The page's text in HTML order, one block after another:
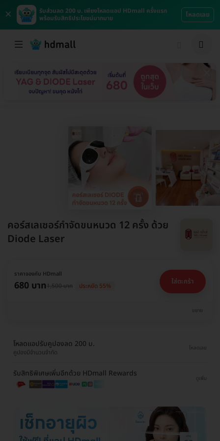
×
รับส่วนลด 200 บ. เพียงโหลดแอป HDmall ครั้งแรก
พร้อมรับสิทธิประโยชน์มากมาย
โหลดเลย
คอร์สเลเซอร์กำจัดขนหนวด 12 ครั้ง ด้วย
Diode Laser
ราคาจองกับ HDmall
680 บาท1,500 บาท ประหยัด 55% ใส่ตะกร้า
ขยาย
โหลดแอปรับคูปองลด 200 บ.
คูปองมีจำนวนจำกัด
โหลดเลย
รับสิทธิพิเศษเพิ่มอีกด้วย HDmall Rewards
ดูเพิ่ม